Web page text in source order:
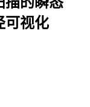
描的瞬态
可视化